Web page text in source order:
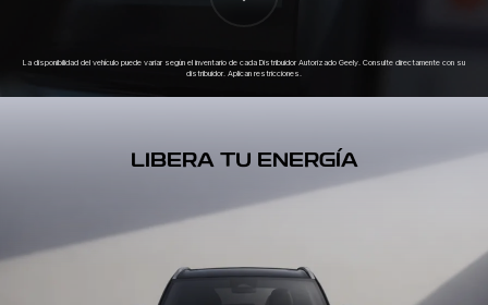
La disponibilidad del vehículo puede variar según el inventario de cada Distribuidor Autorizado Geely. Consulte directamente con su
distribuidor. Aplican restricciones.
LIBERA TU ENERGÍA